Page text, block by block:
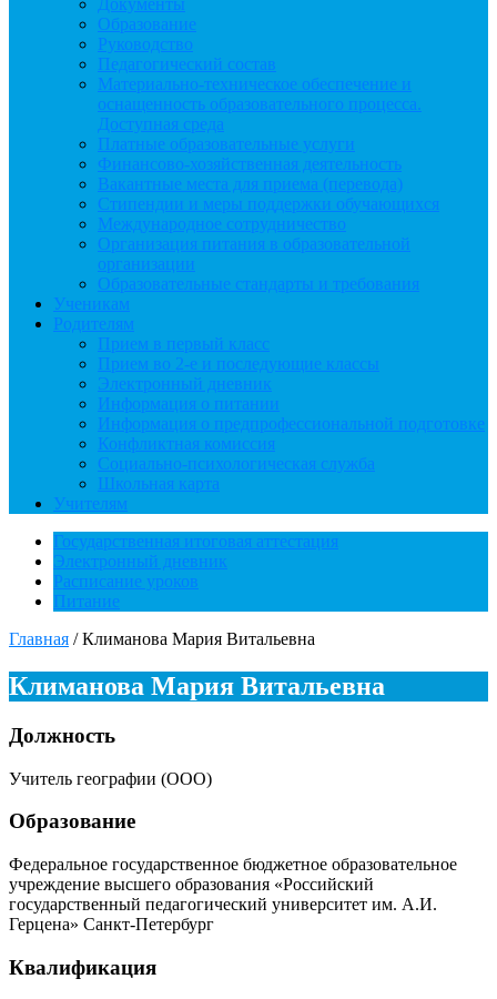
Документы
Образование
Руководство
Педагогический состав
Материально-техническое обеспечение и
оснащенность образовательного процесса.
Доступная среда
Платные образовательные услуги
Финансово-хозяйственная деятельность
Вакантные места для приема (перевода)
Стипендии и меры поддержки обучающихся
Международное сотрудничество
Организация питания в образовательной
организации
Образовательные стандарты и требования
Ученикам
Родителям
Прием в первый класс
Прием во 2-е и последующие классы
Электронный дневник
Информация о питании
Информация о предпрофессиональной подготовке
Конфликтная комиссия
Социально-психологическая служба
Школьная карта
Учителям
Государственная итоговая аттестация
Электронный дневник
Расписание уроков
Питание
Главная /Климанова Мария Витальевна
Климанова Мария Витальевна
Должность
Учитель географии (ООО)
Образование
Федеральное государственное бюджетное образовательное
учреждение высшего образования «Российский
государственный педагогический университет им. А.И.
Герцена» Санкт-Петербург
Квалификация